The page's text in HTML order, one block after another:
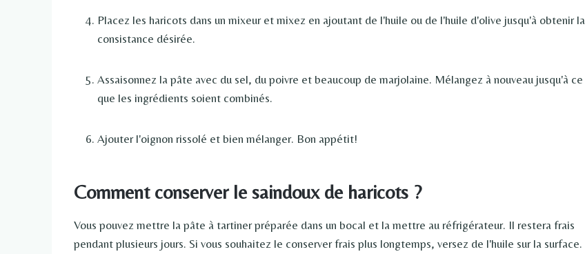
Placez les haricots dans un mixeur et mixez en ajoutant de l'huile ou de l'huile d'olive jusqu'à obtenir la
consistance désirée.
Assaisonnez la pâte avec du sel, du poivre et beaucoup de marjolaine. Mélangez à nouveau jusqu'à ce
que les ingrédients soient combinés.
Ajouter l'oignon rissolé et bien mélanger. Bon appétit!
Comment conserver le saindoux de haricots ?
Vous pouvez mettre la pâte à tartiner préparée dans un bocal et la mettre au réfrigérateur. Il restera frais
pendant plusieurs jours. Si vous souhaitez le conserver frais plus longtemps, versez de l'huile sur la surface.